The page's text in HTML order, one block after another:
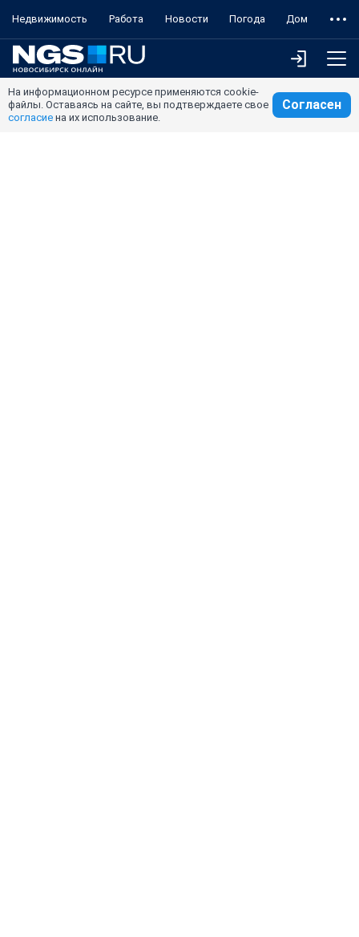
Недвижимость Работа Новости Погода Дом
На информационном ресурсе применяются cookie-
файлы. Оставаясь на сайте, вы подтверждаете свое
согласие на их использование.
Согласен